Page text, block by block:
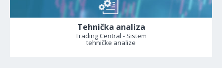
Tehnička analiza
Trading Central - Sistem
tehničke analize